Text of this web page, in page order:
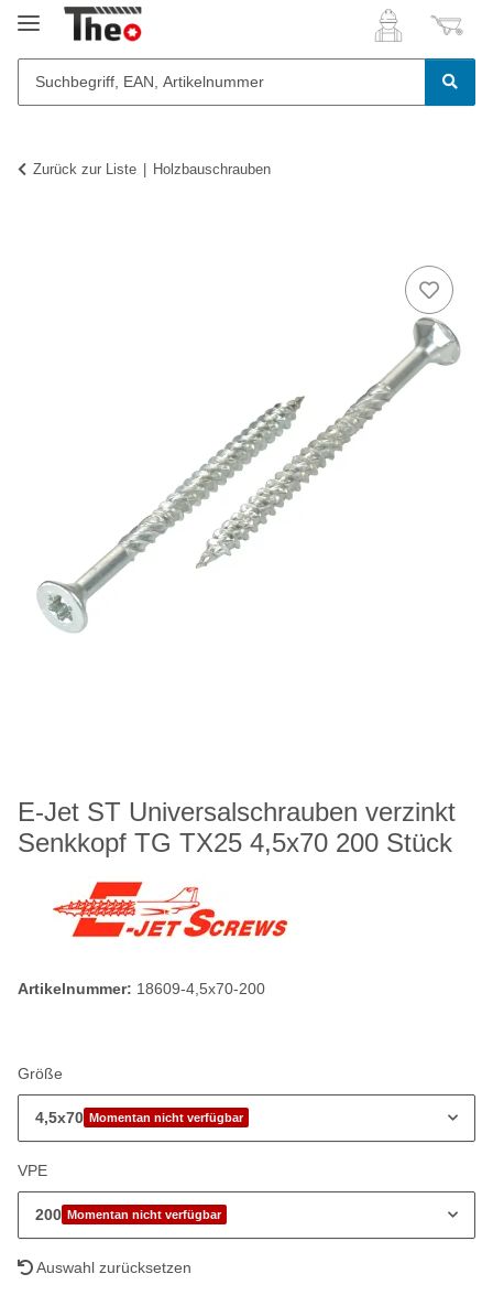
Zurück zur Liste Holzbauschrauben
E-Jet ST Universalschrauben verzinkt
Senkkopf TG TX25 4,5x70 200 Stück
Artikelnummer: 18609-4,5x70-200
Größe
4,5x70 Momentan nicht verfügbar
VPE
200 Momentan nicht verfügbar
Auswahl zurücksetzen